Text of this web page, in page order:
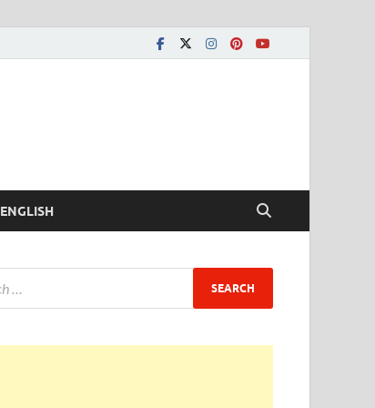
ENGLISH